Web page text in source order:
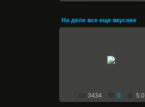
На деле все еще вкуснее
3434 0 5.0